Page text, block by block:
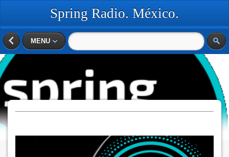
Spring Radio. México.
MENU